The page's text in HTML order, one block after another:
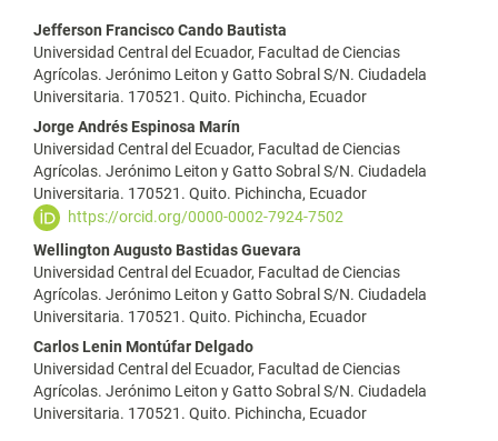
Contenido
principal
del
artículo
Jefferson Francisco Cando Bautista
Universidad Central del Ecuador, Facultad de Ciencias
Agrícolas. Jerónimo Leiton y Gatto Sobral S/N. Ciudadela
Universitaria. 170521. Quito. Pichincha, Ecuador
Jorge Andrés Espinosa Marín
Universidad Central del Ecuador, Facultad de Ciencias
Agrícolas. Jerónimo Leiton y Gatto Sobral S/N. Ciudadela
Universitaria. 170521. Quito. Pichincha, Ecuador
https://orcid.org/0000-0002-7924-7502
Wellington Augusto Bastidas Guevara
Universidad Central del Ecuador, Facultad de Ciencias
Agrícolas. Jerónimo Leiton y Gatto Sobral S/N. Ciudadela
Universitaria. 170521. Quito. Pichincha, Ecuador
Carlos Lenin Montúfar Delgado
Universidad Central del Ecuador, Facultad de Ciencias
Agrícolas. Jerónimo Leiton y Gatto Sobral S/N. Ciudadela
Universitaria. 170521. Quito. Pichincha, Ecuador